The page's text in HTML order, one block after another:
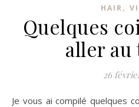
HAIR,
Quelques
aller au
26
Je vous ai compilé quelques coiffures pour aller au travail,